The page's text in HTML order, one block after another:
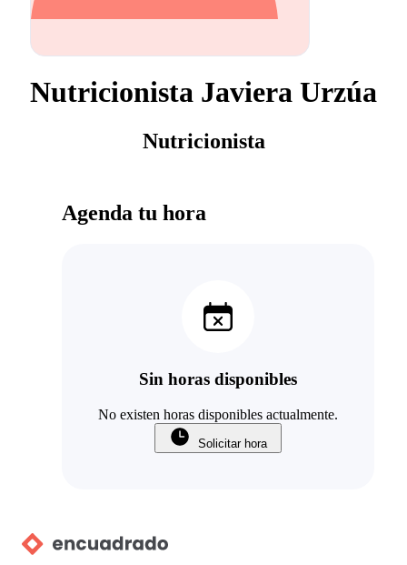
Nutricionista Javiera Urzúa
Nutricionista
Agenda tu hora
Sin horas disponibles
No existen horas disponibles actualmente.
Solicitar hora